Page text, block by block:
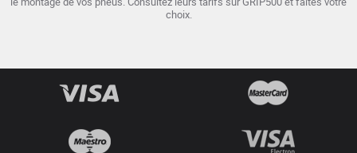
choix.